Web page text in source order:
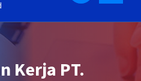
Kerja PT.